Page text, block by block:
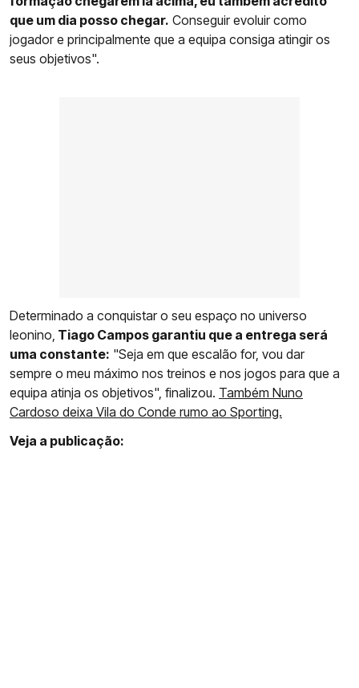
que um dia posso chegar. Conseguir evoluir como
jogador e principalmente que a equipa consiga atingir os
seus objetivos".
Determinado a conquistar o seu espaço no universo
leonino, Tiago Campos garantiu que a entrega será
uma constante: "Seja em que escalão for, vou dar
sempre o meu máximo nos treinos e nos jogos para que a
equipa atinja os objetivos", finalizou. Também Nuno
Cardoso deixa Vila do Conde rumo ao Sporting.
Veja a publicação: